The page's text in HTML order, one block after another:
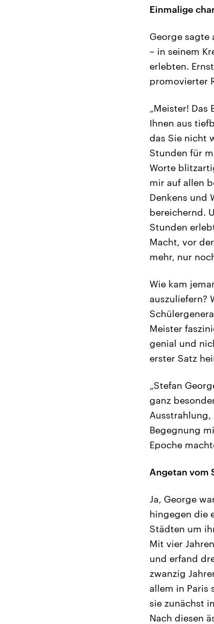
Einmalige
George sagte
– in seinem
erlebten.
promovierter
„Meister!
Ihnen aus
das Sie nicht
Stunden für
Worte
mir auf allen
Denkens und
bereichernd.
Stunden
Macht, vor
mehr, nur
Wie kam
auszuliefern?
Meister
genial und
erster Satz
„Stefan
ganz
Begegnung
Epoche
Angetan vom
Ja, George
hingegen die
Städten um
Mit vier
und erfand
zwanzig
allem in Paris
sie zunächst
Nach diesen